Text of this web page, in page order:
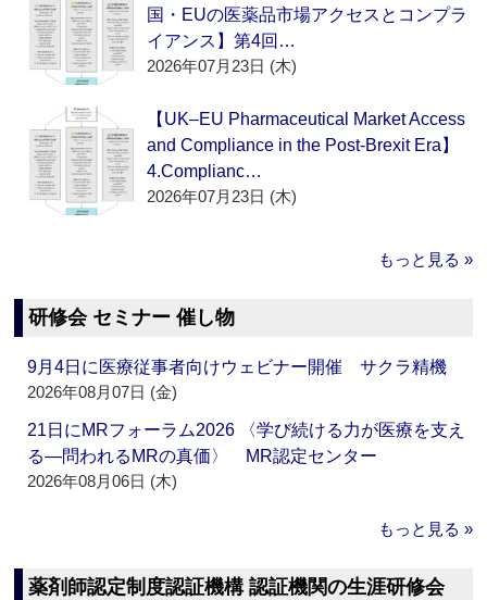
国・EUの医薬品市場アクセスとコンプラ
イアンス】第4回…
2026年07月23日 (木)
【UK–EU Pharmaceutical Market Access
and Compliance in the Post-Brexit Era】
4.Complianc…
2026年07月23日 (木)
もっと見る »
研修会 セミナー 催し物
9月4日に医療従事者向けウェビナー開催 サクラ精機
2026年08月07日 (金)
21日にMRフォーラム2026 〈学び続ける力が医療を支え
る―問われるMRの真価〉 MR認定センター
2026年08月06日 (木)
もっと見る »
薬剤師認定制度認証機構 認証機関の生涯研修会